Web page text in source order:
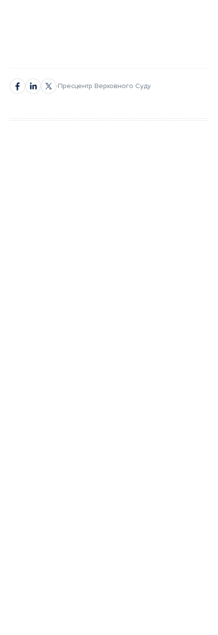
Пресцентр Верховного Суду